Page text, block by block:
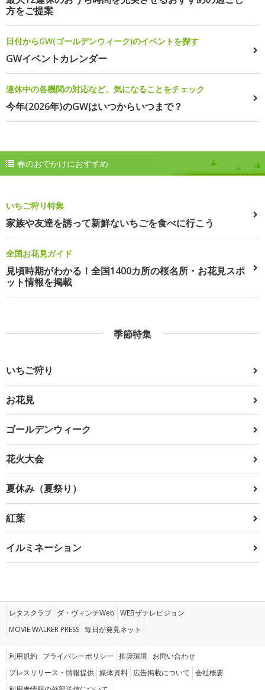
方をご提案
日付からGW(ゴールデンウィーク)のイベントを探す
GWイベントカレンダー
連休中の各機関の対応など、気になることをチェック
今年(2026年)のGWはいつからいつまで？
春のおでかけにおすすめ
いちご狩り特集
家族や友達を誘って新鮮ないちごを食べに行こう
全国お花見ガイド
見頃時期がわかる！全国1400カ所の桜名所・お花見スポ
ット情報を掲載
季節特集
いちご狩り
お花見
ゴールデンウィーク
花火大会
夏休み（夏祭り）
紅葉
イルミネーション
レタスクラブ ダ・ヴィンチWeb WEBザテレビジョン
MOVIE WALKER PRESS 毎日が発見ネット
利用規約 プライバシーポリシー 推奨環境 お問い合わせ
プレスリリース・情報提供 媒体資料 広告掲載について 会社概要